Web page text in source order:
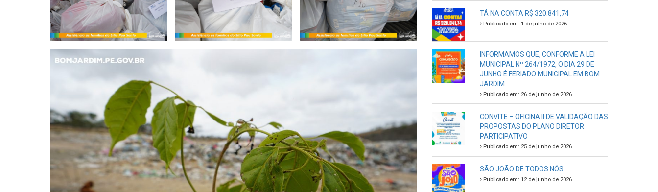
TÁ NA CONTA R$ 320.841,74
Publicado em: 1 de julho de 2026
INFORMAMOS QUE, CONFORME A LEI
MUNICIPAL Nº 264/1972, O DIA 29 DE
JUNHO É FERIADO MUNICIPAL EM BOM
JARDIM
Publicado em: 26 de junho de 2026
CONVITE – OFICINA II DE VALIDAÇÃO DAS
PROPOSTAS DO PLANO DIRETOR
PARTICIPATIVO
Publicado em: 25 de junho de 2026
SÃO JOÃO DE TODOS NÓS
Publicado em: 12 de junho de 2026